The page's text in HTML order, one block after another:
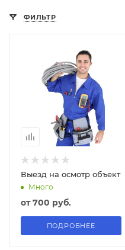
ФИЛЬТР
Выезд на осмотр объект
Много
от700 руб.
ПОДРОБНЕЕ